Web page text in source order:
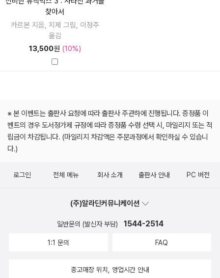
찾아서
카르본 지음, 지제 그림, 이정주
옮김
13,500원 (10%)
※ 본 이벤트는 출판사 요청에 따라 출판사 주관하에 진행됩니다. 증정품 이
벤트의 경우 도서정가제 규정에 따라 증정품 수령 선택 시, 마일리지 또는 적
립금이 차감됩니다. (마일리지 차감액은 주문과정에서 확인하실 수 있습니
다.)
로그인 전체 메뉴 회사 소개 출판사 안내 PC 버전
(주)알라딘커뮤니케이션
일반문의 (발신자 부담) 1544-2514
1:1 문의 FAQ
중고매장 위치, 영업시간 안내